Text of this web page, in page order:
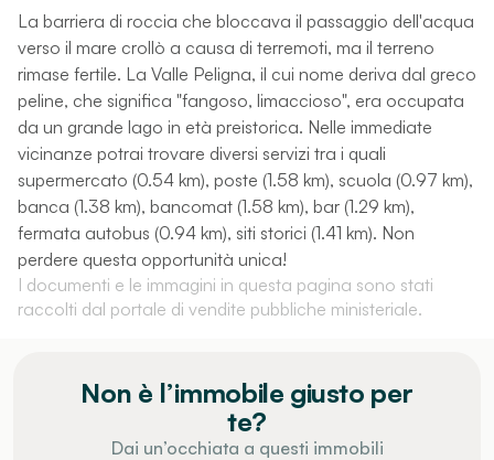
La barriera di roccia che bloccava il passaggio dell'acqua
verso il mare crollò a causa di terremoti, ma il terreno
rimase fertile. La Valle Peligna, il cui nome deriva dal greco
peline, che significa "fangoso, limaccioso", era occupata
da un grande lago in età preistorica. Nelle immediate
vicinanze potrai trovare diversi servizi tra i quali
supermercato (0.54 km), poste (1.58 km), scuola (0.97 km),
banca (1.38 km), bancomat (1.58 km), bar (1.29 km),
fermata autobus (0.94 km), siti storici (1.41 km). Non
perdere questa opportunità unica!
I documenti e le immagini in questa pagina sono stati
raccolti dal portale di vendite pubbliche ministeriale.
Non è l’immobile giusto per
te?
Dai un’occhiata a questi immobili